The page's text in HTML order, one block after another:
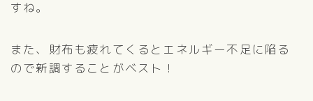
すね。
また、財布も疲れてくるとエネルギー不足に陥る
ので新調することがベスト！